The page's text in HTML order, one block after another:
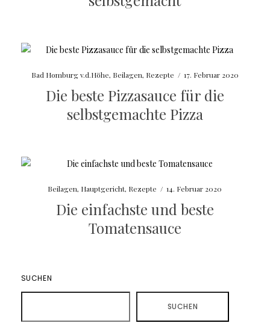
Bad Homburg v.d.Höhe, Beilagen, Rezepte / 17. Februar 2020
Die beste Pizzasauce für die
selbstgemachte Pizza
Beilagen, Hauptgericht, Rezepte / 14. Februar 2020
Die einfachste und beste
Tomatensauce
SUCHEN
SUCHEN